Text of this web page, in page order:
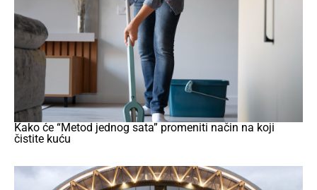
Kako će “Metod jednog sata” promeniti način na koji
čistite kuću